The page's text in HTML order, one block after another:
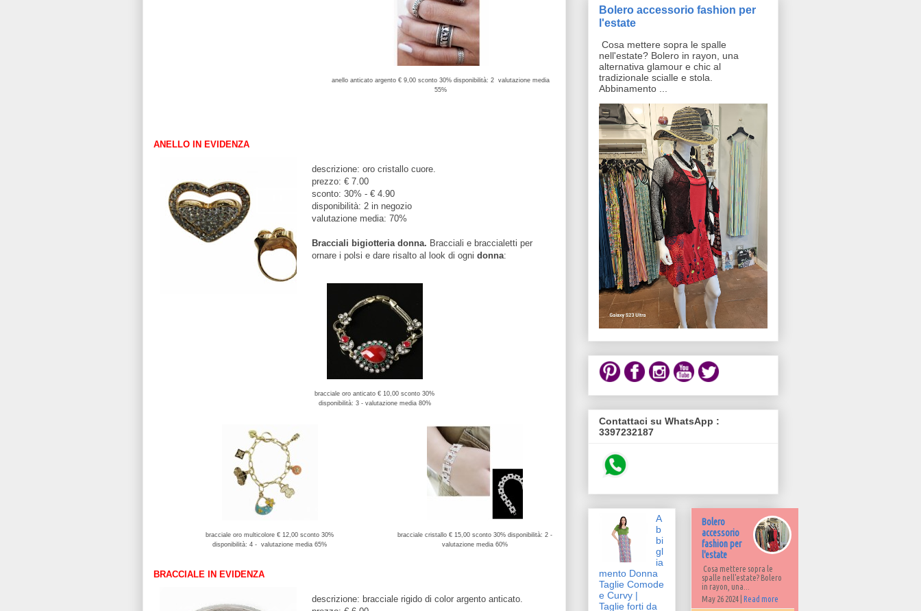
anello anticato argento € 9,00 sconto 30% disponibilità: 2 valutazione media
55%
ANELLO IN EVIDENZA
descrizione: oro cristallo cuore.
prezzo: € 7.00
sconto: 30% - € 4.90
disponibilità: 2 in negozio
valutazione media: 70%
Bracciali bigiotteria donna. Bracciali e braccialetti per
ornare i polsi e dare risalto al look di ogni donna:
bracciale oro anticato € 10,00 sconto 30%
disponibilità: 3 - valutazione media 80%
bracciale cristallo € 15,00 sconto 30% disponibilità: 2 -
valutazione media 60%
bracciale oro multicolore € 12,00 sconto 30%
disponibilità: 4 - valutazione media 65%
BRACCIALE IN EVIDENZA
descrizione: bracciale rigido di color argento anticato.
Bolero accessorio fashion per
l'estate
Cosa mettere sopra le spalle
nell'estate? Bolero in rayon, una
alternativa glamour e chic al
tradizionale scialle e stola.
Abbinamento ...
Contattaci su WhatsApp :
3397232187
A
b
bi
gl
ia
mento Donna
Taglie Comode
e Curvy |
Taglie forti da
Bolero
accessorio
fashion per
l'estate
Cosa mettere sopra le
spalle nell'estate? Bolero
in rayon, una...
May 26 2024 | Read more